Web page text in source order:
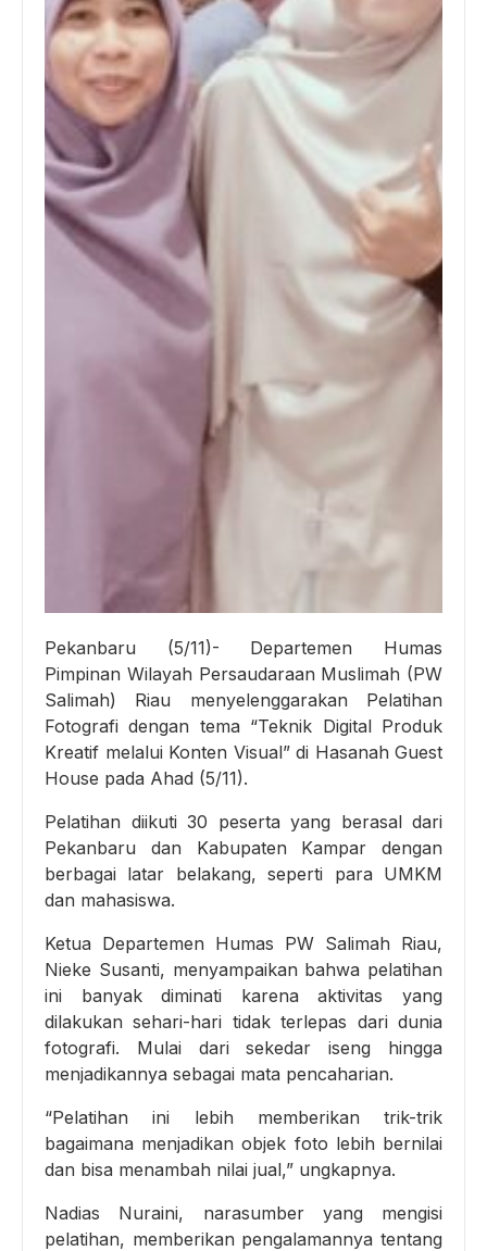
Pekanbaru (5/11)- Departemen Humas
Pimpinan Wilayah Persaudaraan Muslimah (PW
Salimah) Riau menyelenggarakan Pelatihan
Fotografi dengan tema “Teknik Digital Produk
Kreatif melalui Konten Visual” di Hasanah Guest
House pada Ahad (5/11).
Pelatihan diikuti 30 peserta yang berasal dari
Pekanbaru dan Kabupaten Kampar dengan
berbagai latar belakang, seperti para UMKM
dan mahasiswa.
Ketua Departemen Humas PW Salimah Riau,
Nieke Susanti, menyampaikan bahwa pelatihan
ini banyak diminati karena aktivitas yang
dilakukan sehari-hari tidak terlepas dari dunia
fotografi. Mulai dari sekedar iseng hingga
menjadikannya sebagai mata pencaharian.
“Pelatihan ini lebih memberikan trik-trik
bagaimana menjadikan objek foto lebih bernilai
dan bisa menambah nilai jual,” ungkapnya.
Nadias Nuraini, narasumber yang mengisi
pelatihan, memberikan pengalamannya tentang